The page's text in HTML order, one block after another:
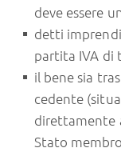
deve essere
detti
partita IVA di
il bene sia
cedente
direttamente
Stato membro